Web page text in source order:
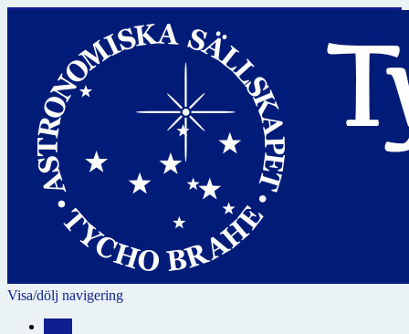
Visa/dölj navigering